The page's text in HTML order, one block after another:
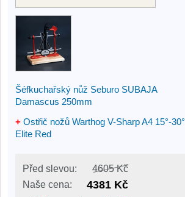
Šéfkuchařský nůž Seburo SUBAJA
Damascus 250mm
+ Ostřič nožů Warthog V-Sharp A4 15°-30°
Elite Red
Před slevou:
4605 Kč
Naše cena:
4381 Kč